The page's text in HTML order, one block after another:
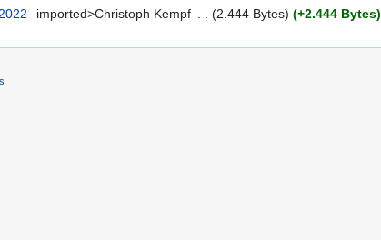
imported>Christoph Kempf (2.444 Bytes) (+2.444 Bytes)